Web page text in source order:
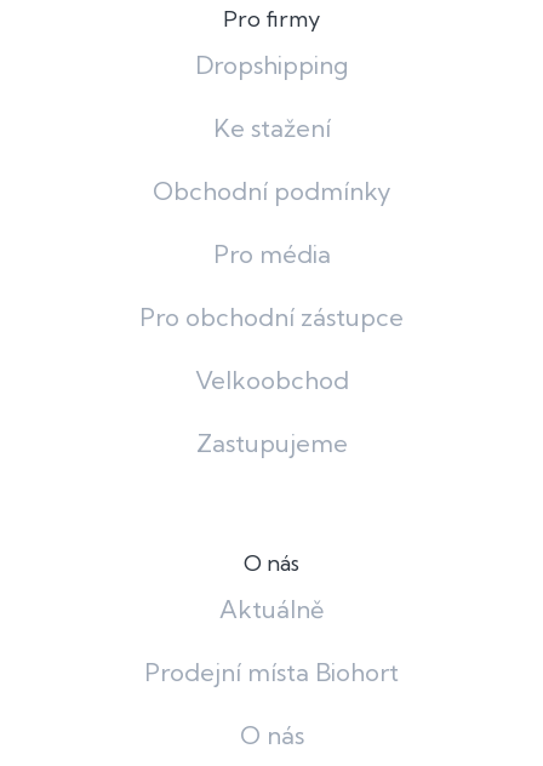
Pro firmy
Dropshipping
Ke stažení
Obchodní podmínky
Pro média
Pro obchodní zástupce
Velkoobchod
Zastupujeme
O nás
Aktuálně
Prodejní místa Biohort
O nás